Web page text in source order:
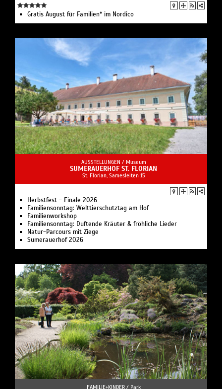
Gratis August für Familien* im Nordico
AUSSTELLUNGEN / Museum
SUMERAUERHOF ST. FLORIAN
St. Florian, Samesleiten 15
Herbstfest - Finale 2026
Familiensonntag: Welt­tier­schutz­tag am Hof
Familienworkshop
Familiensonntag: Duftende Kräuter & fröhliche Lieder
Natur-Parcours mit Ziege
Sumerauerhof 2026
FAMILIE+KINDER / Park